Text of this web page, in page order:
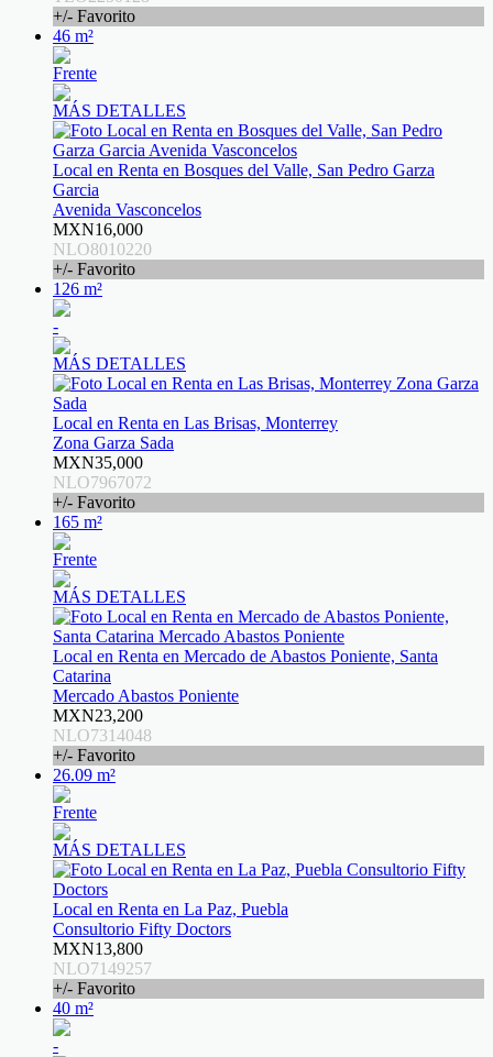
+/- Favorito
46 m²
Frente
MÁS DETALLES
Local en Renta en Bosques del Valle, San Pedro Garza
Garcia
Avenida Vasconcelos
MXN16,000
NLO8010220
+/- Favorito
126 m²
-
MÁS DETALLES
Local en Renta en Las Brisas, Monterrey
Zona Garza Sada
MXN35,000
NLO7967072
+/- Favorito
165 m²
Frente
MÁS DETALLES
Local en Renta en Mercado de Abastos Poniente, Santa
Catarina
Mercado Abastos Poniente
MXN23,200
NLO7314048
+/- Favorito
26.09 m²
Frente
MÁS DETALLES
Local en Renta en La Paz, Puebla
Consultorio Fifty Doctors
MXN13,800
NLO7149257
+/- Favorito
40 m²
-